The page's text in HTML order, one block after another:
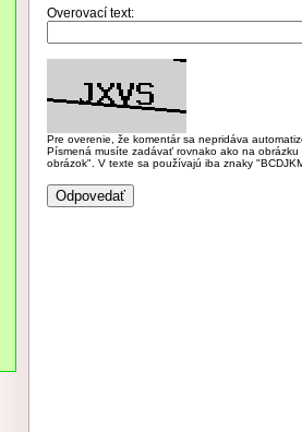
Overovací text:
Pre overenie, že komentár sa nepridáva
Písmená musíte zadávať rovnako ako na
obrázok". V texte sa používajú iba znaky